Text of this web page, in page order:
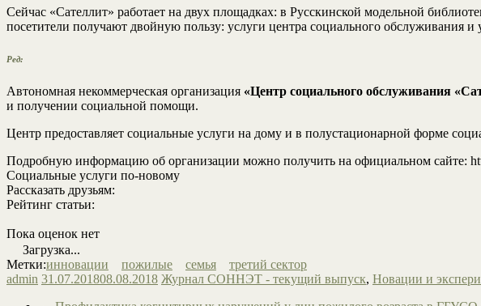
Сейчас «Сателлит» работает на двух площадках: в Русскинской модельной
посетители получают двойную пользу: услуги центра социального обслуживания и
Ред:
Автономная некоммерческая организация «Центр социального обслуживания
и получении социальной помощи.
Центр предоставляет социальные услуги на дому и в полустационарной форме
Подробную информацию об организации можно получить на официальном сайте:
Социальные услуги по-новому
Рассказать друзьям:
Рейтинг статьи:
Пока оценок нет
Загрузка...
Метки:инновации пожилые семья
третий сектор
admin 31.07.201808.08.2018 Журнал СОННЭТ - текущий выпуск, Новации и